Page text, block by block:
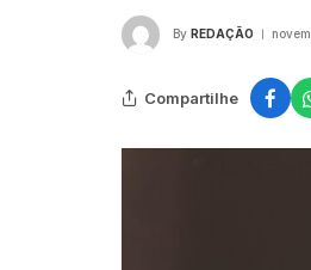
By REDAÇÃO
Compartilhe